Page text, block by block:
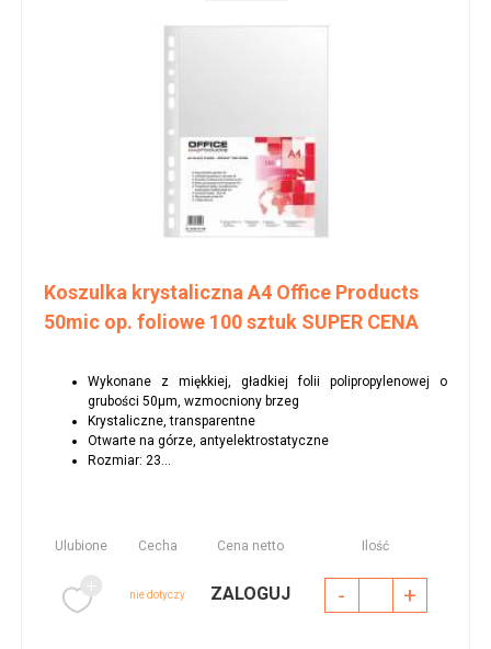
Koszulka krystaliczna A4 Office Products
50mic op. foliowe 100 sztuk SUPER CENA
Wykonane z miękkiej, gładkiej folii polipropylenowej o
grubości 50μm, wzmocniony brzeg
Krystaliczne, transparentne
Otwarte na górze, antyelektrostatyczne
Rozmiar: 23...
Ulubione Cecha Cena netto Ilość
nie dotyczy ZALOGUJ - +